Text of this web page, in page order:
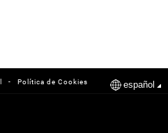
Política de Cookies
- español